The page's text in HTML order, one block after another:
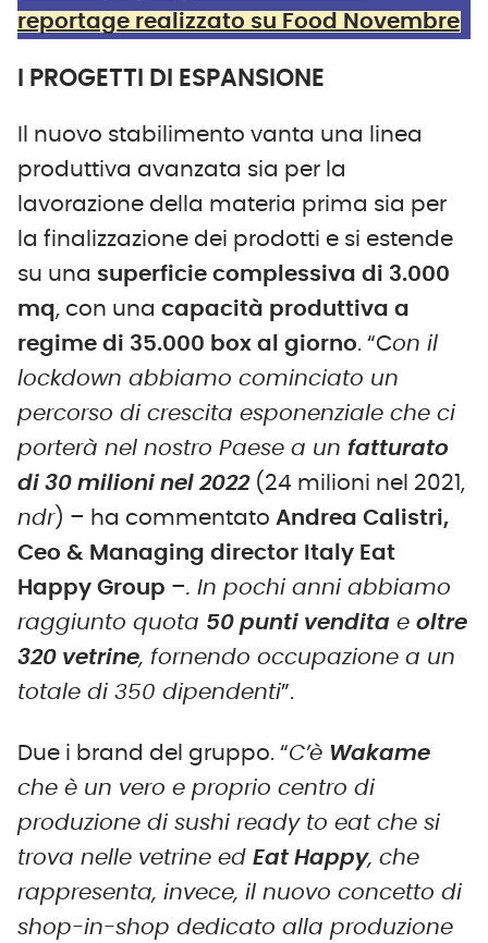
reportage realizzato su Food Novembre
I PROGETTI DI ESPANSIONE
Il nuovo stabilimento vanta una linea
produttiva avanzata sia per la
lavorazione della materia prima sia per
la finalizzazione dei prodotti e si estende
su una superficie complessiva di 3.000
mq, con una capacità produttiva a
regime di 35.000 box al giorno. “Con il
lockdown abbiamo cominciato un
percorso di crescita esponenziale che ci
porterà nel nostro Paese a un fatturato
di 30 milioni nel 2022(24 milioni nel 2021,
ndr) – ha commentato Andrea Calistri,
Ceo & Managing director Italy Eat
Happy Group –. In pochi anni abbiamo
raggiunto quota 50 punti vendita e oltre
320 vetrine, fornendo occupazione a un
totale di 350 dipendenti”.
Due i brand del gruppo. “C’è Wakame
che è un vero e proprio centro di
produzione di sushi ready to eat che si
trova nelle vetrine ed Eat Happy, che
rappresenta, invece, il nuovo concetto di
shop-in-shop dedicato alla produzione